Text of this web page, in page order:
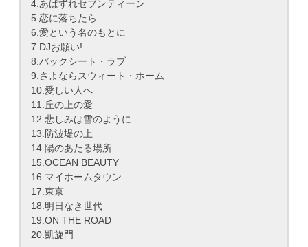
4.あばずれセブンティーン
5.恋に落ちたら
6.愛という名のもとに
7.DJお願い!
8.バックシート・ラブ
9.さよならスウィート・ホーム
10.愛しい人へ
11.丘の上の愛
12.悲しみは雪のように
13.防波堤の上
14.陽のあたる場所
15.OCEAN BEAUTY
16.マイホームタウン
17.東京
18.明日なき世代
19.ON THE ROAD
20.凱旋門